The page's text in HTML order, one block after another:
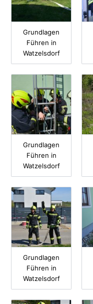
Grundlagen
Führen in
Watzelsdorf
Grundlagen
Führen in
Watzelsdorf
Grundlagen
Führen in
Watzelsdorf